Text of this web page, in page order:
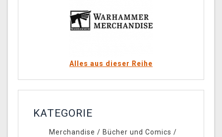
Alles aus dieser Reihe
KATEGORIE
Merchandise / Bücher und Comics /